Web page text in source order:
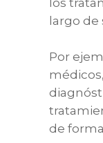
los
largo de
Por
de